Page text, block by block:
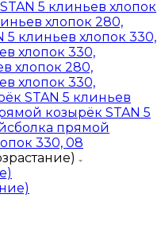
5 клиньев хлопок
хлопок 280,
5 клиньев хлопок 330,
хлопок 330,
хлопок 280,
хлопок 330,
STAN 5 клиньев
козырёк STAN 5
прямой
330, 08